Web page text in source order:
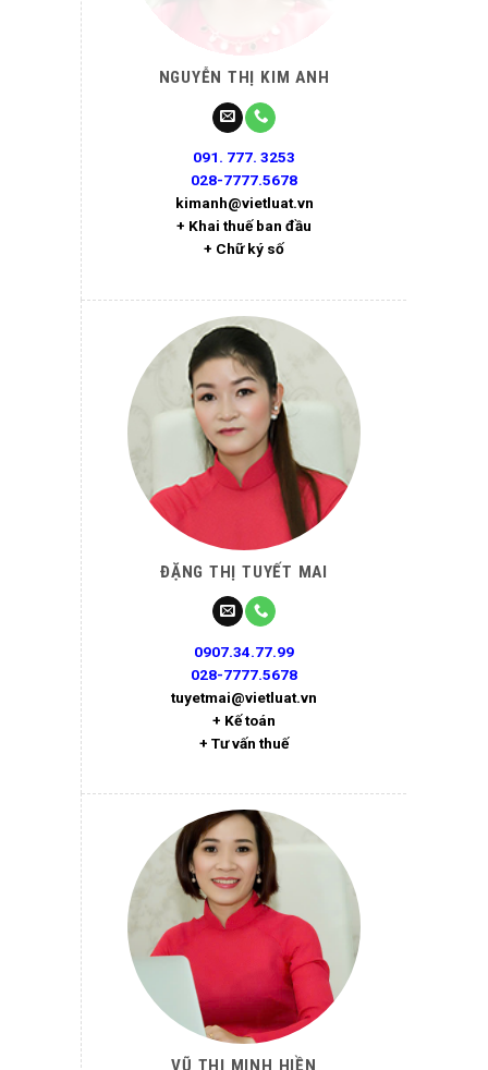
NGUYỄN THỊ KIM ANH
091. 777. 3253
028-7777.5678
kimanh@vietluat.vn
+ Khai thuế ban đầu
+ Chữ ký số
ĐẶNG THỊ TUYẾT MAI
0907.34.77.99
028-7777.5678
tuyetmai@vietluat.vn
+ Kế toán
+ Tư vấn thuế
VŨ THỊ MINH HIỀN